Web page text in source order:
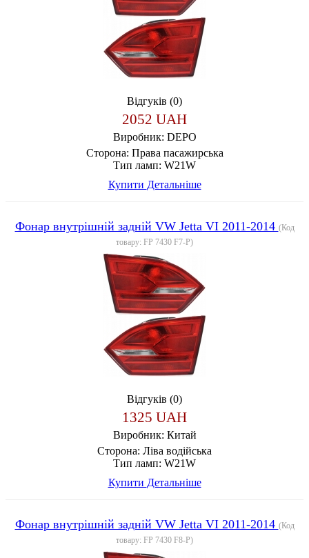
Відгуків (0)
2052 UAH
Виробник: DEPO
Сторона: Права пасажирська
Тип ламп: W21W
Купити Детальніше
Фонар внутрішній задній VW Jetta VI 2011-2014 (Код
товару: FP 7430 F7-P)
Відгуків (0)
1325 UAH
Виробник: Китай
Сторона: Ліва водійська
Тип ламп: W21W
Купити Детальніше
Фонар внутрішній задній VW Jetta VI 2011-2014 (Код
товару: FP 7430 F8-P)